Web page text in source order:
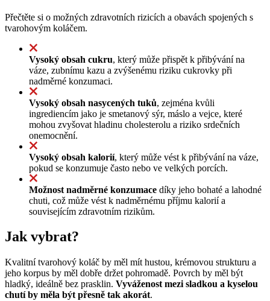
Přečtěte si o možných zdravotních rizicích a obavách spojených s
tvarohovým koláčem.
Vysoký obsah cukru, který může přispět k přibývání na
váze, zubnímu kazu a zvýšenému riziku cukrovky při
nadměrné konzumaci.
Vysoký obsah nasycených tuků, zejména kvůli
ingrediencím jako je smetanový sýr, máslo a vejce, které
mohou zvyšovat hladinu cholesterolu a riziko srdečních
onemocnění.
Vysoký obsah kalorií, který může vést k přibývání na váze,
pokud se konzumuje často nebo ve velkých porcích.
Možnost nadměrné konzumace díky jeho bohaté a lahodné
chuti, což může vést k nadměrnému příjmu kalorií a
souvisejícím zdravotním rizikům.
Jak vybrat?
Kvalitní tvarohový koláč by měl mít hustou, krémovou strukturu a
jeho korpus by měl dobře držet pohromadě. Povrch by měl být
hladký, ideálně bez prasklin. Vyváženost mezi sladkou a kyselou
chutí by měla být přesně tak akorát.